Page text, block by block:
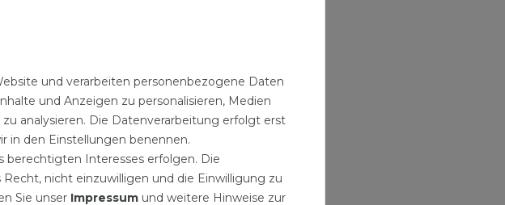
und verarbeiten personenbezogene Daten
und Anzeigen zu personalisieren, Medien
analysieren. Die Datenverarbeitung erfolgt erst
in den Einstellungen benennen.
berechtigten Interesses erfolgen. Die
nicht einzuwilligen und die Einwilligung zu
Sie unser Impressum und weitere Hinweise zur